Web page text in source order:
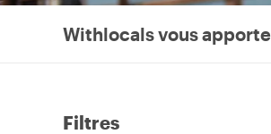
Withlocals vous apporte
Filtres